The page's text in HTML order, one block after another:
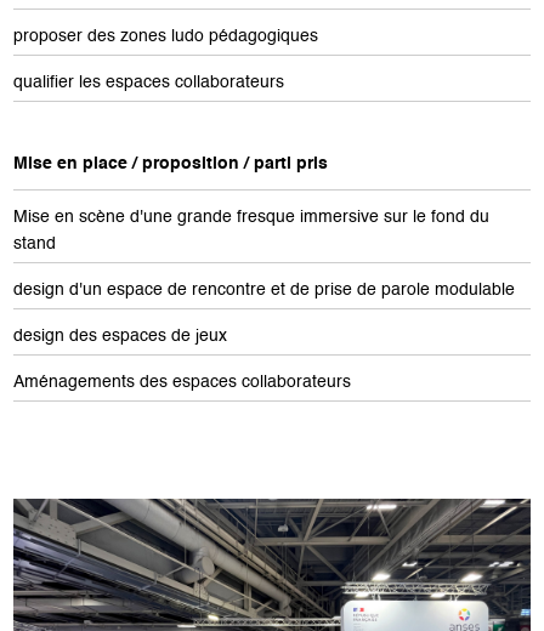
proposer des zones ludo pédagogiques
qualifier les espaces collaborateurs
Mise en place / proposition / parti pris
Mise en scène d'une grande fresque immersive sur le fond du
stand
design d'un espace de rencontre et de prise de parole modulable
design des espaces de jeux
Aménagements des espaces collaborateurs